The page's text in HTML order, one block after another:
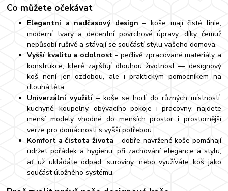
Co můžete očekávat
Elegantní a nadčasový design – koše mají čisté linie,
moderní tvary a decentní povrchové úpravy, díky čemuž
nepůsobí rušivě a stávají se součástí stylu vašeho domova.
Vyšší kvalitu a odolnost– pečlivě zpracované materiály a
konstrukce, které zajišťují dlouhou životnost — designový
koš není jen ozdobou, ale i praktickým pomocníkem na
dlouhá léta.
Univerzální využití– koše se hodí do různých místností:
kuchyně, koupelny, obývacího pokoje i pracovny; najdete
menší modely vhodné do menších prostor i prostornější
verze pro domácnosti s vyšší potřebou.
Komfort a čistota života – dobře navržené koše pomáhají
udržet pořádek a hygienu, při zachování elegance a stylu,
ať už ukládáte odpad, suroviny, nebo využíváte koš jako
součást úložného systému.